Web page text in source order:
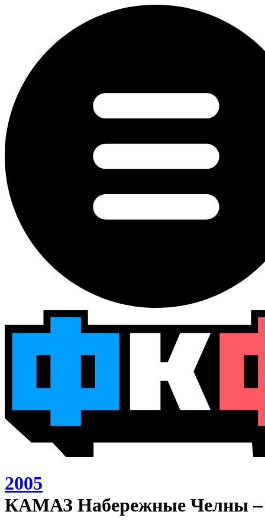
2005
КАМАЗ Набережные Челны –